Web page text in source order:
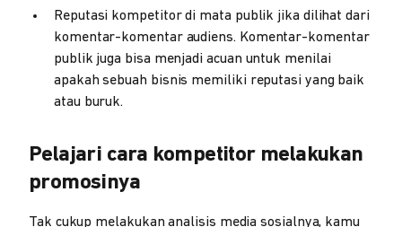
Reputasi kompetitor di mata publik jika dilihat dari
komentar-komentar audiens. Komentar-komentar
publik juga bisa menjadi acuan untuk menilai
apakah sebuah bisnis memiliki reputasi yang baik
atau buruk.
Pelajari cara kompetitor melakukan
promosinya
Tak cukup melakukan analisis media sosialnya, kamu